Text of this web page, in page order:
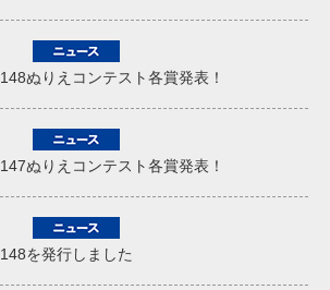
ぬりえコンテスト各賞発表！
ぬりえコンテスト各賞発表！
を発行しました